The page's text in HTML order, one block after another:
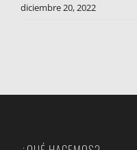
diciembre 20, 2022